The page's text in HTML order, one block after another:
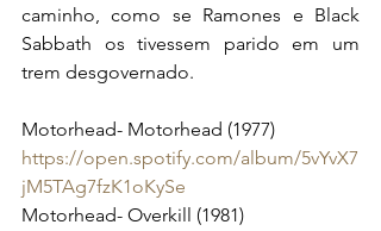
caminho, como se Ramones e Black
Sabbath os tivessem parido em um
trem desgovernado.
Motorhead- Motorhead (1977)
https://open.spotify.com/album/5vYvX7
jM5TAg7fzK1oKySe
Motorhead- Overkill (1981)